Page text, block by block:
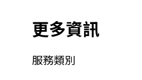
更多資訊
服務類別